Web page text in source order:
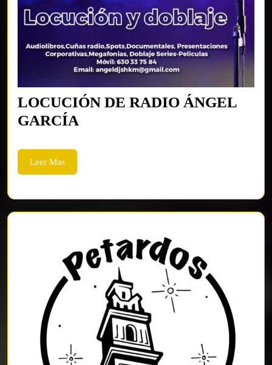
LOCUCIÓN DE RADIO ÁNGEL
GARCÍA
Leer MasLeer
Mas